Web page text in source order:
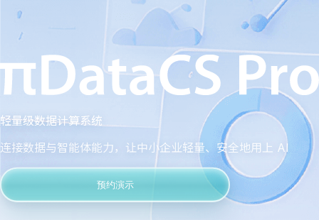
轻量级数据计算系统
连接数据与智能体能力，让中小企业轻量、安全地用上 AI
预约演示